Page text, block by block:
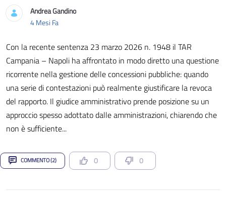
Andrea Gandino
Data di Pubblicazione
4 Mesi Fa
Con la recente sentenza 23 marzo 2026 n. 1948 il TAR
Campania – Napoli ha affrontato in modo diretto una questione
ricorrente nella gestione delle concessioni pubbliche: quando
una serie di contestazioni può realmente giustificare la revoca
del rapporto. Il giudice amministrativo prende posizione su un
approccio spesso adottato dalle amministrazioni, chiarendo che
non è sufficiente...
COMMENTO (2) 0 0